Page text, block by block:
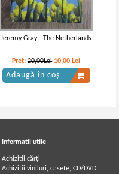
Jeremy Gray - The Netherlands
Pret:20,00Lei 10,00 Lei
Adaugă în coș
Informatii utile
Achizitii cărți
Achizitii viniluri, casete, CD/DVD